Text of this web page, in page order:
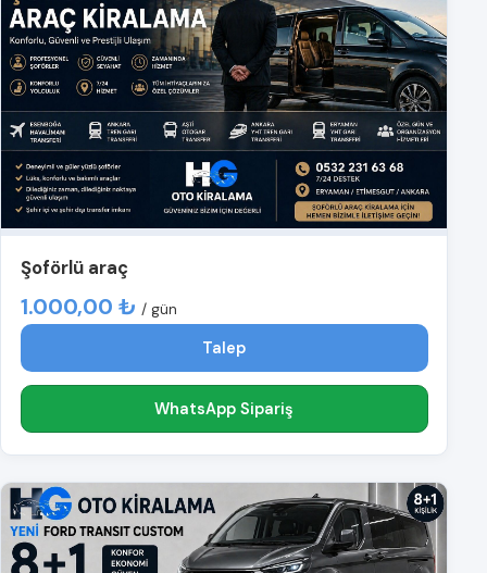
Şoförlü araç
1.000,00 ₺ / gün
Talep
WhatsApp Sipariş